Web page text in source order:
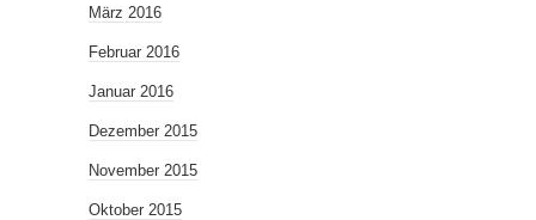
März 2016
Februar 2016
Januar 2016
Dezember 2015
November 2015
Oktober 2015